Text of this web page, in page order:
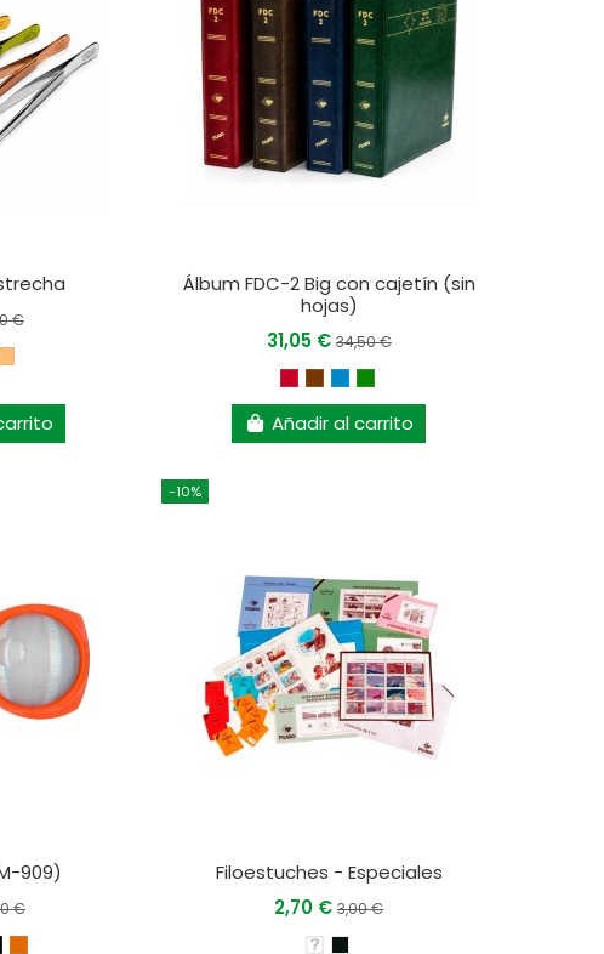
€
Álbum FDC-2 Big con cajetín (sin
hojas)
31,05 €34,50 €
Añadir al carrito
909)
€
-10%
Filoestuches - Especiales
2,70 €3,00 €